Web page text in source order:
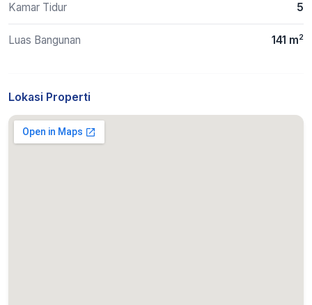
Kamar Tidur 5
Luas Bangunan 141 m2
Lokasi Properti